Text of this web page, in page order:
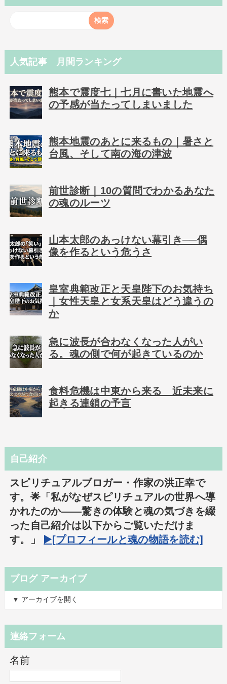
人気記事 月間ランキング
熊本で震度七｜七月に書いた地震へ
の予感が当たってしまいました
熊本地震のあとに来るもの｜暑さと
台風、そして南の海の津波
前世診断｜10の質問でわかるあなた
の魂のルーツ
山本太郎のあっけない幕引き──偶
像を作るという危うさ
皇室典範改正と天皇陛下のお気持ち
｜女性天皇と女系天皇はどう違うの
か
急に波長が合わなくなった人がい
る。魂の側で何が起きているのか
食料危機は中東から来る 近未来に
起きる連鎖の予言
自己紹介
スピリチュアルブロガー・作家の洪正幸で
す。🌟「私がなぜスピリチュアルの世界へ導
かれたのか――驚きの体験と魂の気づきを綴
った自己紹介は以下からご覧いただけま
す。」
▶️[プロフィールと魂の物語を読む]
ブログ アーカイブ
▼ アーカイブを開く
連絡フォーム
名前